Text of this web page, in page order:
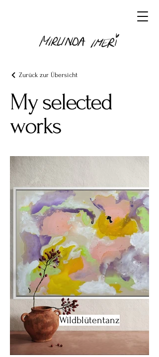
Zurück zur Übersicht
My selected
works
Wildblütentanz